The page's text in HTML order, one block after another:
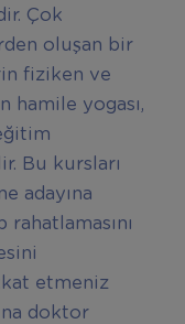
Çok
oluşan bir
fiziken ve
hamile yogası,
Bu kursları
adayına
rahatlamasını
etmeniz
doktor